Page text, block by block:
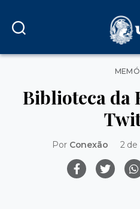
Biblioteca da
Por Conexão 2